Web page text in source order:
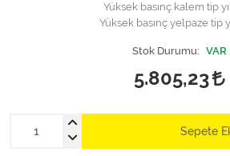
Yüksek basınç kalem tip
Yüksek basınç yelpaze tip
Stok Durumu: VAR
5.805,23
Sepete